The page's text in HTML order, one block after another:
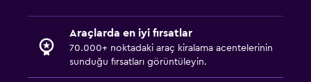
Araçlarda en iyi fırsatlar
70.000+ noktadaki araç kiralama acentelerinin
sunduğu fırsatları görüntüleyin.